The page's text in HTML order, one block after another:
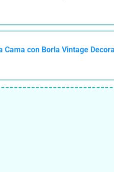
Cama con Borla Vintage